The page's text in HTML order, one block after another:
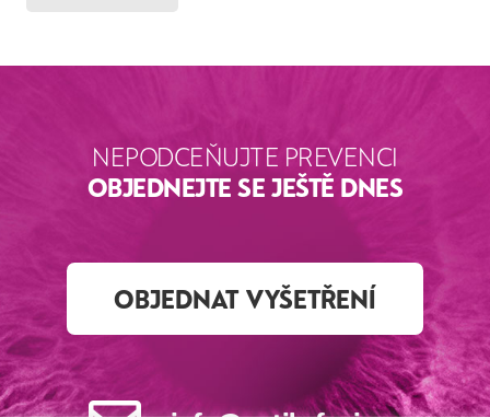
NEPODCEŇUJTE PREVENCI
OBJEDNEJTE SE JEŠTĚ DNES
OBJEDNAT VYŠETŘENÍ